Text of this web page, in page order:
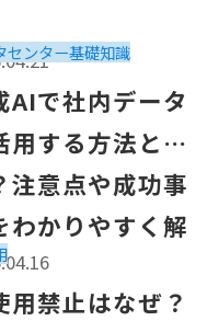
センター基礎知識
法とは？注意点や成
AIで社内データ
用する方法と
注意点や成功事
わかりやすく解
きリスク対策とルー
用禁止はなぜ？